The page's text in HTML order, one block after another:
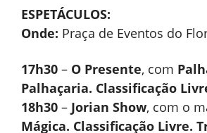
ESPETÁCULOS:
Onde: Praça de Eventos do
17h30 – O Presente, com
Palhaçaria. Classificação
18h30 – Jorian Show, com o
Mágica. Classificação Livre.